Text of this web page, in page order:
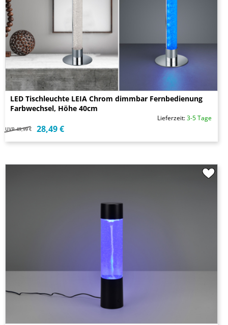
LED Tischleuchte LEIA Chrom dimmbar Fernbedienung
Farbwechsel, Höhe 40cm
Lieferzeit:3-5 Tage
UVP 49,99 € 28,49 €